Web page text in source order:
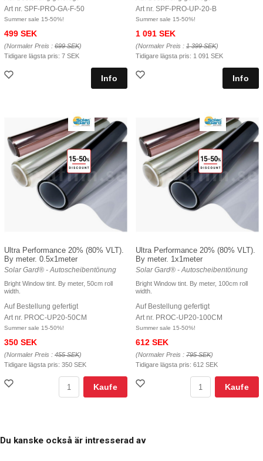
Art nr. SPF-PRO-GA-F-50
Summer sale 15-50%!
499 SEK
(Normaler Preis : 699 SEK)
Tidigare lägsta pris: 7 SEK
Art nr. SPF-PRO-UP-20-B
Summer sale 15-50%!
1 091 SEK
(Normaler Preis : 1 399 SEK)
Tidigare lägsta pris: 1 091 SEK
Ultra Performance 20% (80% VLT).
By meter. 0.5x1meter
Solar Gard® - Autoscheibentönung
Bright Window tint. By meter, 50cm roll
width.
Auf Bestellung gefertigt
Art nr. PROC-UP20-50CM
Summer sale 15-50%!
350 SEK
(Normaler Preis : 455 SEK)
Tidigare lägsta pris: 350 SEK
Kaufe
Ultra Performance 20% (80% VLT).
By meter. 1x1meter
Solar Gard® - Autoscheibentönung
Bright Window tint. By meter, 100cm roll
width.
Auf Bestellung gefertigt
Art nr. PROC-UP20-100CM
Summer sale 15-50%!
612 SEK
(Normaler Preis : 795 SEK)
Tidigare lägsta pris: 612 SEK
Kaufe
Du kanske också är intresserad av